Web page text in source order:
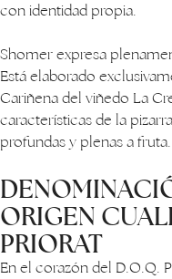
con identidad propia.
Shomer expresa
Está elaborado
Cariñena del viñedo La
características de la
profundas y plenas a fruta.
ORIGEN
PRIORAT
En el corazón del D.O.Q.